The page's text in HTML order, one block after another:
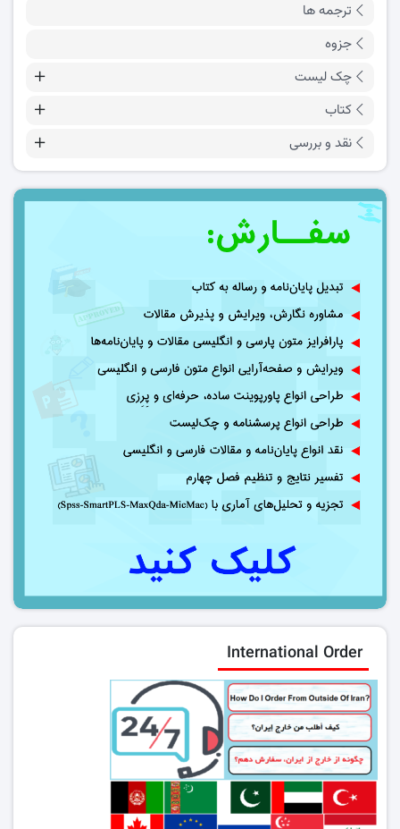
ترجمه ها
جزوه
چک لیست
کتاب
نقد و بررسی
International Order